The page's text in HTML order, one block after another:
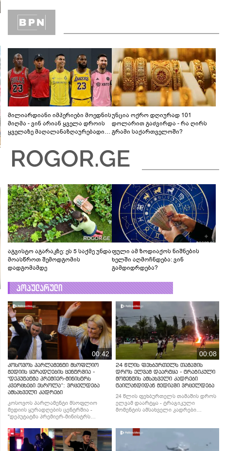
ლაბირინთები?
მილიარდიანი იმპერიები მოედნის
მიღმა - ვინ არიან ყველა დროის
ყველაზე მაღალანაზღაურებადი
უნცია ოქრო დღიურად 101
დოლარით გაძვირდა - რა ღირს
გრამი საქართველოში?
აგვისტო აგარაკზე: ეს 5 საქმე უნდა
მოასწროთ შემოდგომის
დადგომამდე
ფული ამ ზოდიაქოს ნიშნების
ხელში აღმოჩნდება: ვინ
გამდიდრდება?
პოპულარული
00:42
კოსოვოს პარლამენტი მსოფლიო
მედიის ყურადღების ცენტრშია -
"დეპუტატმა პრემიერ-მინისტრს
კვერცხები ესროლა“: ვრცელდება
ამსახველი კადრები
კოსოვოს პარლამენტი მსოფლიო
მედიის ყურადღების ცენტრშია -
"დეპუტატმა პრემიერ-მინისტრს
ამსახველი კადრები
00:08
24 წლის ფეხბურთელს თამაშის
დროს ელვამ დაარტყა - ტრაგიკული
მომენტის ამსახველი კადრები
ტაილანდიდან მედიაში ვრცელდება
24 წლის ფეხბურთელს თამაშის დროს
ელვამ დაარტყა - ტრაგიკული
მომენტის ამსახველი კადრები